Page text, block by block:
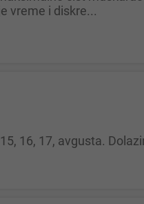
vreme i diskre...
15, 16, 17, avgusta.